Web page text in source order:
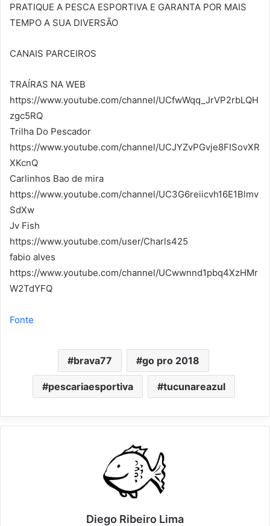
PRATIQUE A PESCA ESPORTIVA E GARANTA POR MAIS
TEMPO A SUA DIVERSÃO
CANAIS PARCEIROS
TRAÍRAS NA WEB
https://www.youtube.com/channel/UCfwWqq_JrVP2rbLQH
zgc5RQ
Trilha Do Pescador
https://www.youtube.com/channel/UCJYZvPGvje8FISovXR
XKcnQ
Carlinhos Bao de mira
https://www.youtube.com/channel/UC3G6reiicvh16E1Blmv
SdXw
Jv Fish
https://www.youtube.com/user/Charls425
fabio alves
https://www.youtube.com/channel/UCwwnnd1pbq4XzHMr
W2TdYFQ
Fonte
brava77 go pro 2018
pescariaesportiva tucunareazul
Diego Ribeiro Lima